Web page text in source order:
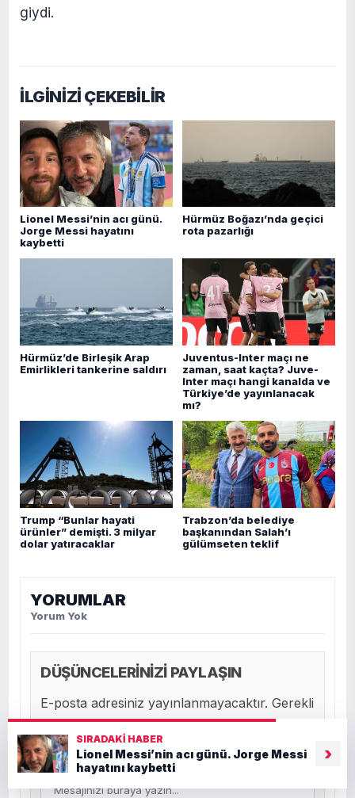
giydi.
İLGİNİZİ ÇEKEBİLİR
Lionel Messi’nin acı günü.
Jorge Messi hayatını
kaybetti
Hürmüz Boğazı’nda geçici
rota pazarlığı
Hürmüz’de Birleşik Arap
Emirlikleri tankerine saldırı
Juventus-Inter maçı ne
zaman, saat kaçta? Juve-
Inter maçı hangi kanalda ve
Türkiye’de yayınlanacak
mı?
Trump “Bunlar hayati
ürünler” demişti. 3 milyar
dolar yatıracaklar
Trabzon’da belediye
başkanından Salah’ı
gülümseten teklif
YORUMLAR
Yorum Yok
DÜŞÜNCELERİNİZİ PAYLAŞIN
E-posta adresiniz yayınlanmayacaktır. Gerekli
alanlar işaretlenmiştir.
YORUMUNUZ
SIRADAKI HABER
Lionel Messi’nin acı günü. Jorge Messi
hayatını kaybetti
›